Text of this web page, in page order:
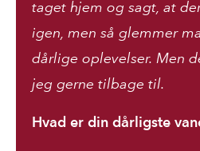
taget hjem og sagt, at
igen, men så glemmer
dårlige oplevelser. Men
jeg gerne tilbage til.
Hvad er din dårligste